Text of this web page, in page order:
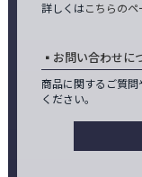
詳しくはこちらのペ
お問い合わせに
商品に関するご質
ください。